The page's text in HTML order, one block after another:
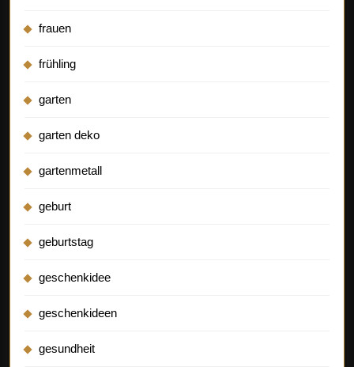
frauen
frühling
garten
garten deko
gartenmetall
geburt
geburtstag
geschenkidee
geschenkideen
gesundheit